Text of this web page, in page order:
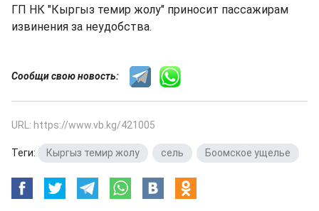
ГП НК "Кыргыз темир жолу" приносит пассажирам
извинения за неудобства.
Сообщи свою новость:
URL: https://www.vb.kg/421005
Теги: Кыргыз темир жолу сель Боомское ущелье